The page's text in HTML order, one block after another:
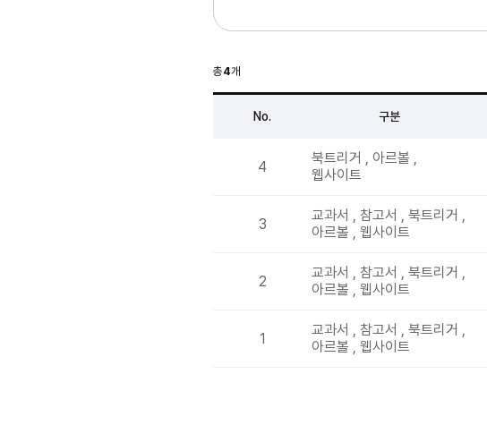
총4개
No. 구분
4
북트리거 , 아르볼 ,
웹사이트
3
교과서 , 참고서 , 북트리거 ,
아르볼 , 웹사이트
2
교과서 , 참고서 , 북트리거 ,
아르볼 , 웹사이트
1
교과서 , 참고서 , 북트리거 ,
아르볼 , 웹사이트